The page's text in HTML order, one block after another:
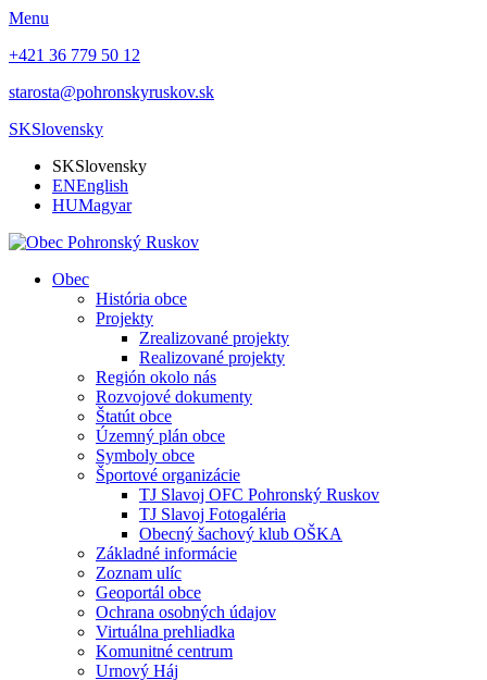
Menu
+421 36 779 50 12
starosta@pohronskyruskov.sk
SKSlovensky
SKSlovensky
ENEnglish
HUMagyar
Obec
História obce
Projekty
Zrealizované projekty
Realizované projekty
Región okolo nás
Rozvojové dokumenty
Štatút obce
Územný plán obce
Symboly obce
Športové organizácie
TJ Slavoj OFC Pohronský Ruskov
TJ Slavoj Fotogaléria
Obecný šachový klub OŠKA
Základné informácie
Zoznam ulíc
Geoportál obce
Ochrana osobných údajov
Virtuálna prehliadka
Komunitné centrum
Urnový Háj